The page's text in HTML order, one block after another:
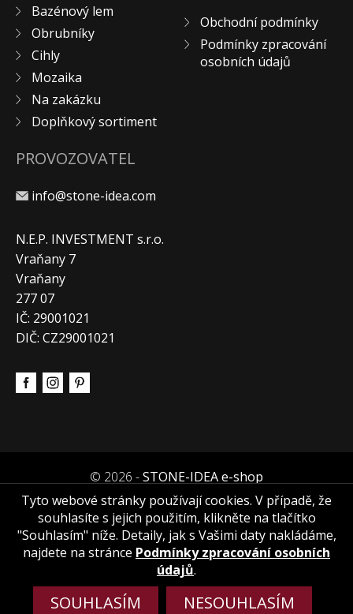
Bazénový lem
Obrubníky
Cihly
Mozaika
Na zakázku
Doplňkový sortiment
Obchodní podmínky
Podmínky zpracování
osobních údajů
PROVOZOVATEL
info@stone-idea.com
N.E.P. INVESTMENT s.r.o.
Vraňany 7
Vraňany
277 07
IČ: 29001021
DIČ: CZ29001021
© 2026 -STONE-IDEA e-shop
Tyto webové stránky používají cookies. V případě, že
souhlasíte s jejich použitím, klikněte na tlačítko
"Souhlasím" níže. Detaily, jak s Vašimi daty nakládáme,
najdete na stránce Podmínky zpracování osobních
údajů.